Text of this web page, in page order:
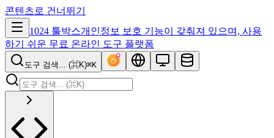
콘텐츠로 건너뛰기
1024 툴박스개인정보 보호 기능이 갖춰져 있으며, 사용
하기 쉬운 무료 온라인 도구 플랫폼
도구 검색... (⌘K)⌘K